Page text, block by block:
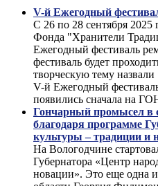
V-й Ежегодный
С 26 по 28 сентября
Фонда "Хранители
Ежегодный фестиваль
фестиваль будет
творческую тему
V-й Ежегодный
появились сначала на
Гончарный промысел в
благодаря программе
культуры – традиции и
На Вологодчине
Губернатора «Центр
новации». Это еще одна